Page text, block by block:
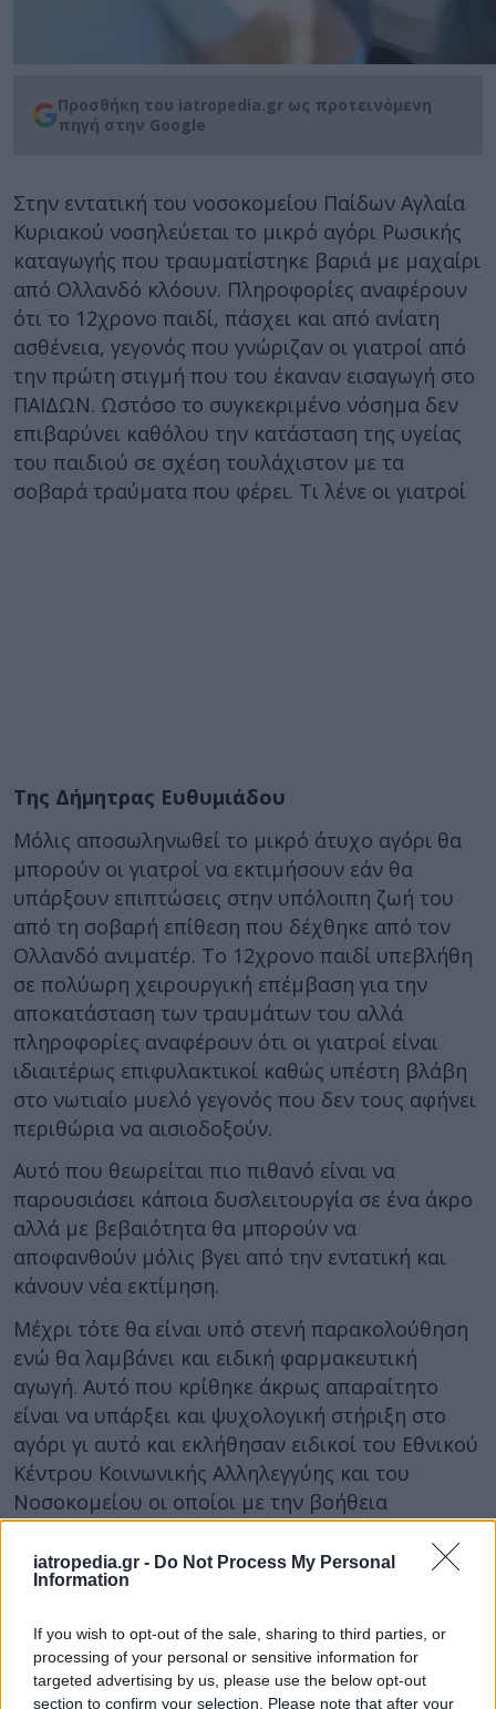
iatropedia.gr - Do Not Process My Personal
Information
If you wish to opt-out of the sale, sharing to third parties, or
processing of your personal or sensitive information for
targeted advertising by us, please use the below opt-out
section to confirm your selection. Please note that after your
Προσθήκη του iatropedia.gr ως προτεινόμενη
πηγή στην Google
Στην εντατική του νοσοκομείου Παίδων Αγλαία
Κυριακού νοσηλεύεται το μικρό αγόρι Ρωσικής
καταγωγής που τραυματίστηκε βαριά με μαχαίρι
από Ολλανδό κλόουν. Πληροφορίες αναφέρουν
ότι το 12χρονο παιδί, πάσχει και από ανίατη
ασθένεια, γεγονός που γνώριζαν οι γιατροί από
την πρώτη στιγμή που του έκαναν εισαγωγή στο
ΠΑΙΔΩΝ. Ωστόσο το συγκεκριμένο νόσημα δεν
επιβαρύνει καθόλου την κατάσταση της υγείας
του παιδιού σε σχέση τουλάχιστον με τα
σοβαρά τραύματα που φέρει. Τι λένε οι γιατροί
Της Δήμητρας Ευθυμιάδου
Μόλις αποσωληνωθεί το μικρό άτυχο αγόρι θα
μπορούν οι γιατροί να εκτιμήσουν εάν θα
υπάρξουν επιπτώσεις στην υπόλοιπη ζωή του
από τη σοβαρή επίθεση που δέχθηκε από τον
Ολλανδό ανιματέρ. Το 12χρονο παιδί υπεβλήθη
σε πολύωρη χειρουργική επέμβαση για την
αποκατάσταση των τραυμάτων του αλλά
πληροφορίες αναφέρουν ότι οι γιατροί είναι
ιδιαιτέρως επιφυλακτικοί καθώς υπέστη βλάβη
στο νωτιαίο μυελό γεγονός που δεν τους αφήνει
περιθώρια να αισιοδοξούν.
Αυτό που θεωρείται πιο πιθανό είναι να
παρουσιάσει κάποια δυσλειτουργία σε ένα άκρο
αλλά με βεβαιότητα θα μπορούν να
αποφανθούν μόλις βγει από την εντατική και
κάνουν νέα εκτίμηση.
Μέχρι τότε θα είναι υπό στενή παρακολούθηση
ενώ θα λαμβάνει και ειδική φαρμακευτική
αγωγή. Αυτό που κρίθηκε άκρως απαραίτητο
είναι να υπάρξει και ψυχολογική στήριξη στο
αγόρι γι αυτό και εκλήθησαν ειδικοί του Εθνικού
Κέντρου Κοινωνικής Αλληλεγγύης και του
Νοσοκομείου οι οποίοι με την βοήθεια
μεταφραστών από το Υπουργείο Εξωτερικών
βρίσκονται συνεχώς στο πλευρό του.